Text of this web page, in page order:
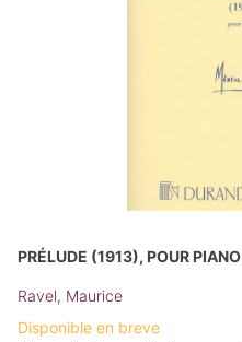
PRÉLUDE (1913), POUR PIANO
Ravel, Maurice
Disponible en breve